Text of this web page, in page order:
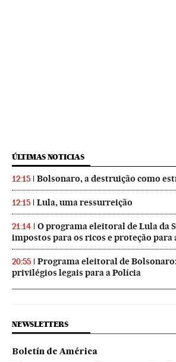
ÚLTIMAS NOTICIAS
12:15 Bolsonaro, a destruição como
12:15 Lula, uma ressurreição
21:14
O programa eleitoral de Lula da
impostos para os ricos e proteção para
20:55
Programa eleitoral de
privilégios legais para a Polícia
NEWSLETTERS
Boletín de América